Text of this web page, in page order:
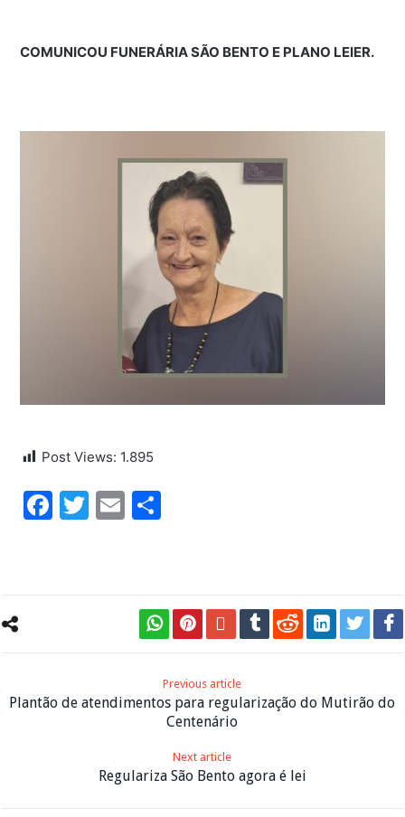
COMUNICOU FUNERÁRIA SÃO BENTO E PLANO LEIER.
Post Views: 1.895
Facebook
Twitter
Email
Previous article
Plantão de atendimentos para regularização do Mutirão do
Centenário
Next article
Regulariza São Bento agora é lei